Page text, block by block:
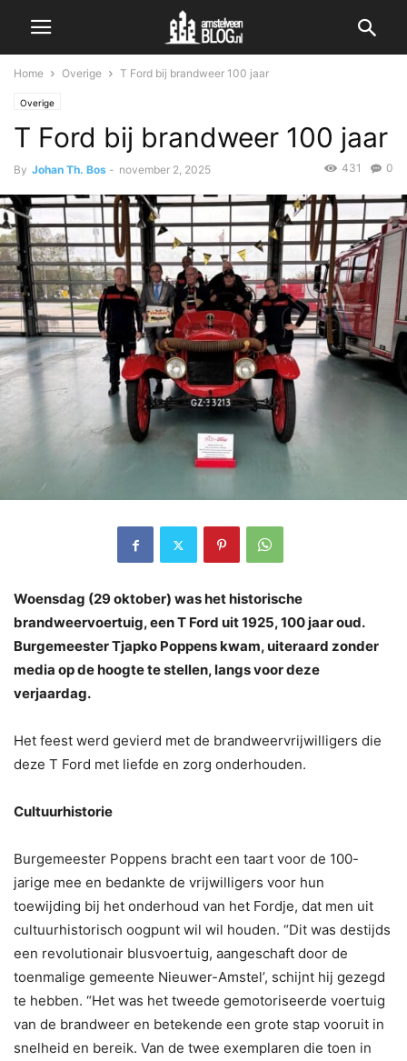
Home Overige T Ford bij brandweer 100 jaar
Overige
T Ford bij brandweer 100 jaar
By Johan Th. Bos - november 2, 2025 0
431
Woensdag (29 oktober) was het historische
brandweervoertuig, een T Ford uit 1925, 100 jaar oud.
Burgemeester Tjapko Poppens kwam, uiteraard zonder
media op de hoogte te stellen, langs voor deze
verjaardag.
Het feest werd gevierd met de brandweervrijwilligers die
deze T Ford met liefde en zorg onderhouden.
Cultuurhistorie
Burgemeester Poppens bracht een taart voor de 100-
jarige mee en bedankte de vrijwilligers voor hun
toewijding bij het onderhoud van het Fordje, dat men uit
cultuurhistorisch oogpunt wil wil houden. “Dit was destijds
een revolutionair blusvoertuig, aangeschaft door de
toenmalige gemeente Nieuwer-Amstel’, schijnt hij gezegd
te hebben. “Het was het tweede gemotoriseerde voertuig
van de brandweer en betekende een grote stap vooruit in
snelheid en bereik. Van de twee exemplaren die toen in